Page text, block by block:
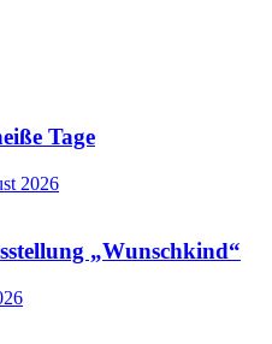
Tage
2026
„Wunschkind“